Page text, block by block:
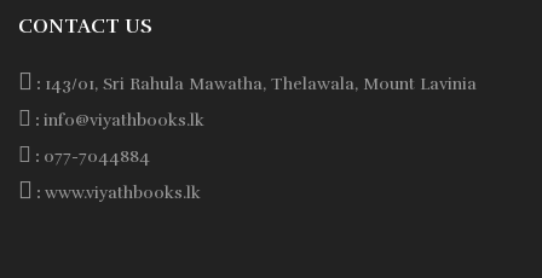
CONTACT US
: 143/01, Sri Rahula Mawatha, Thelawala, Mount Lavinia
: info@viyathbooks.lk
: 077-7044884
: www.viyathbooks.lk